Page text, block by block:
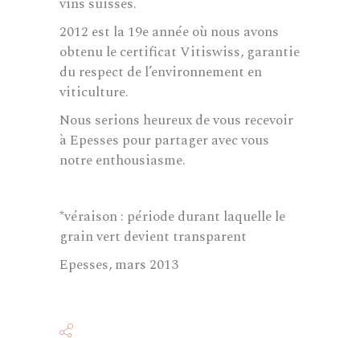
2012 est la 19e année où nous avons
obtenu le certificat Vitiswiss, garantie
du respect de l’environnement en
viticulture.
Nous serions heureux de vous recevoir
à Epesses pour partager avec vous
notre enthousiasme.
*véraison : période durant laquelle le
grain vert devient transparent
Epesses, mars 2013